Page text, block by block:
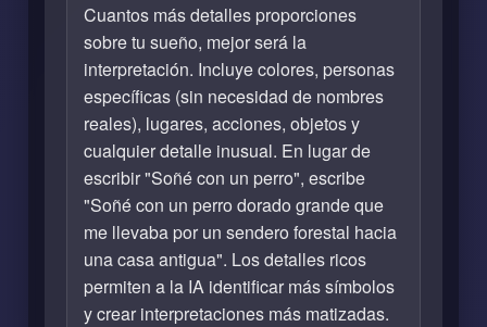
Cuantos más detalles proporciones
sobre tu sueño, mejor será la
interpretación. Incluye colores, personas
específicas (sin necesidad de nombres
reales), lugares, acciones, objetos y
cualquier detalle inusual. En lugar de
escribir "Soñé con un perro", escribe
"Soñé con un perro dorado grande que
me llevaba por un sendero forestal hacia
una casa antigua". Los detalles ricos
permiten a la IA identificar más símbolos
y crear interpretaciones más matizadas.